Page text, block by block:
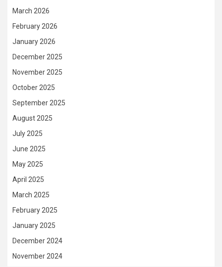
March 2026
February 2026
January 2026
December 2025
November 2025
October 2025
September 2025
August 2025
July 2025
June 2025
May 2025
April 2025
March 2025
February 2025
January 2025
December 2024
November 2024